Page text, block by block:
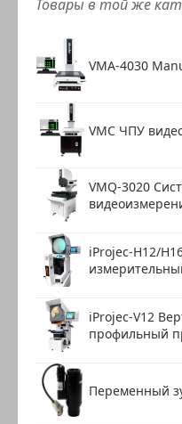
Товары в той же
VMA-4030
VMC ЧПУ
VMQ-3020
iProjec-H12/
iProjec-V12
профильный
Переменный